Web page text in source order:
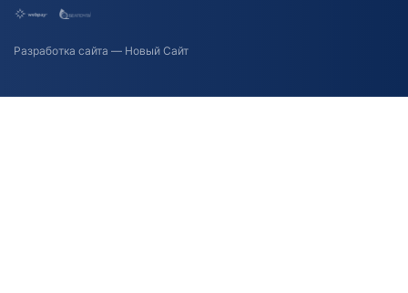
Разработка сайта — Новый Сайт